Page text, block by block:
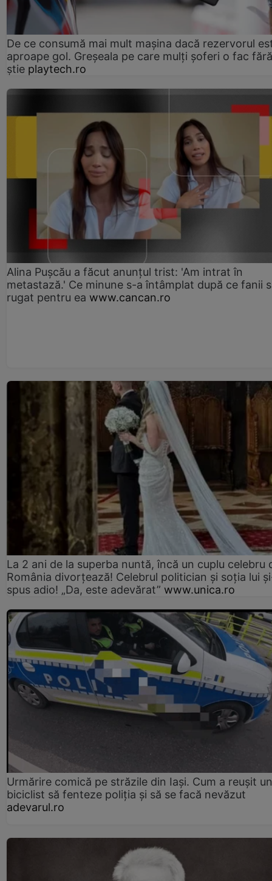
De ce consumă mai mult mașina dacă rezervorul
aproape gol. Greșeala pe care mulți șoferi o fac
știe playtech.ro
Alina Pușcău a făcut anunțul trist: 'Am intrat în
metastază.' Ce minune s-a întâmplat după ce fanii
rugat pentru ea www.cancan.ro
La 2 ani de la superba nuntă, încă un cuplu celebru
România divorțează! Celebrul politician și soția lui
spus adio! „Da, este adevărat” www.unica.ro
Urmărire comică pe străzile din Iași. Cum a reușit un
biciclist să fenteze poliția și să se facă nevăzut
adevarul.ro